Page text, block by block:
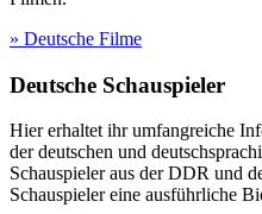
» Deutsche Filme
Deutsche Schauspieler
Hier erhaltet ihr umfangreiche
der deutschen und
Schauspieler aus der DDR und
Schauspieler eine ausführliche